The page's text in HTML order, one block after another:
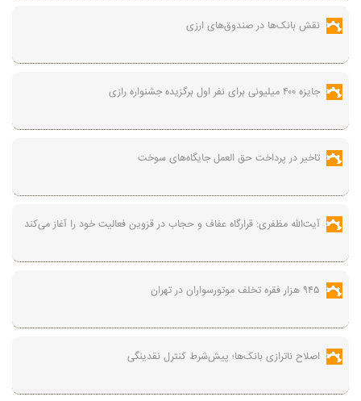
نقش بانک‌ها در صندوق‌های ارزی
جایزه ۴۰۰ میلیونی برای نفر اول برگزیده جشنواره رازی
تاخیر در پرداخت حق العمل جایگاه‌های سوخت
آیت‌الله مظفری: قرارگاه عفاف و حجاب در قزوین فعالیت خود را آغاز می‌کند
۹۴۵ هزار فقره تخلف موتورسواران در تهران
اصلاح ناترازی بانک‌ها؛ پیش‌شرط کنترل نقدینگی